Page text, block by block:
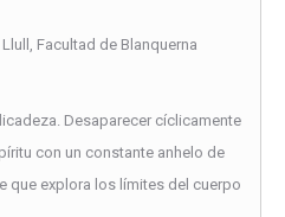
Facultad de Blanquerna
Desaparecer cíclicamente
con un constante anhelo de
que explora los límites del cuerpo